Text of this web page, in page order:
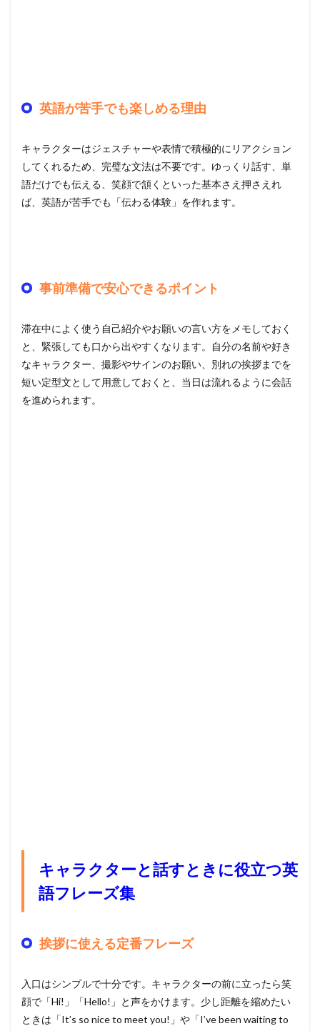
英語が苦手でも楽しめる理由
キャラクターはジェスチャーや表情で積極的にリアクション
してくれるため、完璧な文法は不要です。ゆっくり話す、単
語だけでも伝える、笑顔で頷くといった基本さえ押さえれ
ば、英語が苦手でも「伝わる体験」を作れます。
事前準備で安心できるポイント
滞在中によく使う自己紹介やお願いの言い方をメモしておく
と、緊張しても口から出やすくなります。自分の名前や好き
なキャラクター、撮影やサインのお願い、別れの挨拶までを
短い定型文として用意しておくと、当日は流れるように会話
を進められます。
キャラクターと話すときに役立つ英
語フレーズ集
挨拶に使える定番フレーズ
入口はシンプルで十分です。キャラクターの前に立ったら笑
顔で「Hi!」「Hello!」と声をかけます。少し距離を縮めたい
ときは「It’s so nice to meet you!」や「I’ve been waiting to